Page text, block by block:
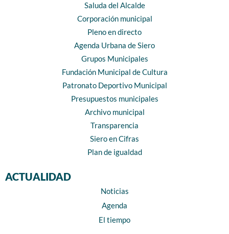
Saluda del Alcalde
Corporación municipal
Pleno en directo
Agenda Urbana de Siero
Grupos Municipales
Fundación Municipal de Cultura
Patronato Deportivo Municipal
Presupuestos municipales
Archivo municipal
Transparencia
Siero en Cifras
Plan de igualdad
ACTUALIDAD
Noticias
Agenda
El tiempo